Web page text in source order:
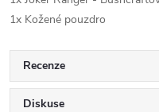
1x Kožené pouzdro
Recenze
Diskuse